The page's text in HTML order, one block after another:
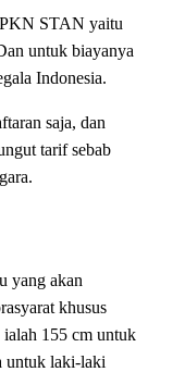
STAN yaitu
untuk biayanya
Indonesia.
saja, dan
tarif sebab
yang akan
khusus
155 cm untuk
untuk laki-laki